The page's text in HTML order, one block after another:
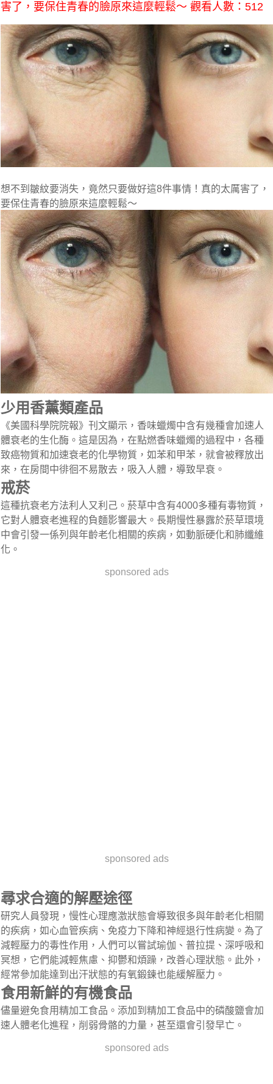
害了，要保住青春的臉原來這麼輕鬆～ 觀看人數：512
想不到皺紋要消失，竟然只要做好這8件事情！真的太厲害了，
要保住青春的臉原來這麼輕鬆～
少用香薰類產品
《美國科學院院報》刊文顯示，香味蠟燭中含有幾種會加速人
體衰老的生化酶。這是因為，在點燃香味蠟燭的過程中，各種
致癌物質和加速衰老的化學物質，如苯和甲苯，就會被釋放出
來，在房間中徘徊不易散去，吸入人體，導致早衰。
戒菸
這種抗衰老方法利人又利己。菸草中含有4000多種有毒物質，
它對人體衰老進程的負麵影響最大。長期慢性暴露於菸草環境
中會引發一係列與年齡老化相關的疾病，如動脈硬化和肺纖維
化。
sponsored ads
sponsored ads
尋求合適的解壓途徑
研究人員發現，慢性心理應激狀態會導致很多與年齡老化相關
的疾病，如心血管疾病、免疫力下降和神經退行性病變。為了
減輕壓力的毒性作用，人們可以嘗試瑜伽、普拉提、深呼吸和
冥想，它們能減輕焦慮、抑鬱和煩躁，改善心理狀態。此外，
經常參加能達到出汗狀態的有氧鍛鍊也能緩解壓力。
食用新鮮的有機食品
儘量避免食用精加工食品。添加到精加工食品中的磷酸鹽會加
速人體老化進程，削弱骨骼的力量，甚至還會引發早亡。
sponsored ads